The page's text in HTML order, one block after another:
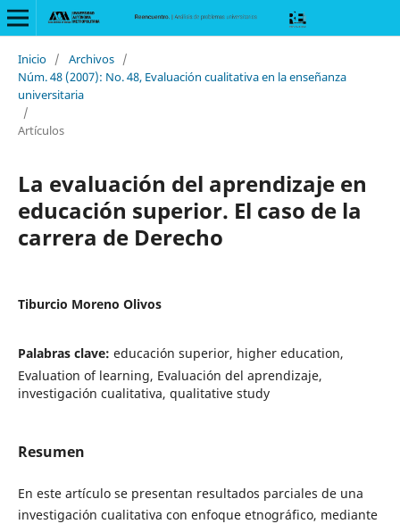
Inicio / Archivos /
Núm. 48 (2007): No. 48, Evaluación cualitativa en la enseñanza
universitaria
/
Artículos
La evaluación del aprendizaje en
educación superior. El caso de la
carrera de Derecho
Tiburcio Moreno Olivos
Palabras clave: educación superior, higher education,
Evaluation of learning, Evaluación del aprendizaje,
investigación cualitativa, qualitative study
Resumen
En este artículo se presentan resultados parciales de una
investigación cualitativa con enfoque etnográfico, mediante